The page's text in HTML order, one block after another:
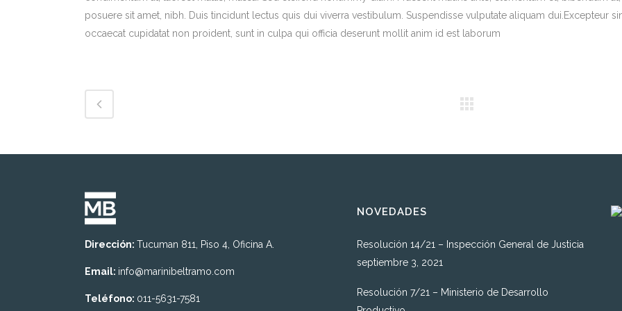
posuere sit amet, nibh. Duis tincidunt lectus quis dui viverra vestibulum. Suspendisse vulputate aliquam dui.Excepteur
occaecat cupidatat non proident, sunt in culpa qui officia deserunt mollit anim id est laborum
Dirección: Tucuman 811, Piso 4, Oficina A.
Email: info@marinibeltramo.com
Teléfono: 011-5631-7581
NOVEDADES
Resolución 14/21 – Inspección General de Justicia
septiembre 3, 2021
Resolución 7/21 – Ministerio de Desarrollo